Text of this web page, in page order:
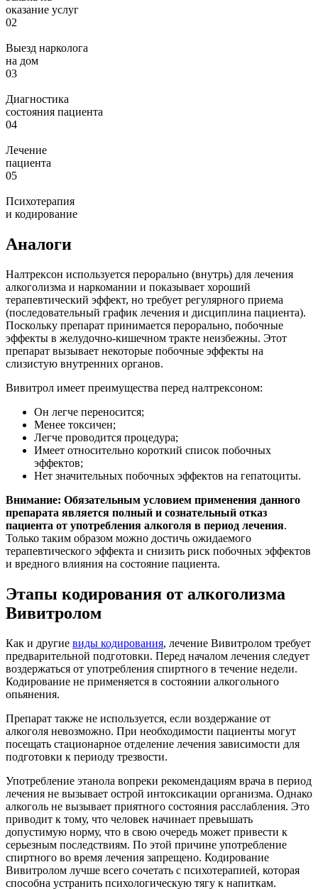
оказание услуг
02
Выезд нарколога
на дом
03
Диагностика
состояния пациента
04
Лечение
пациента
05
Психотерапия
и кодирование
Аналоги
Налтрексон используется перорально (внутрь) для лечения
алкоголизма и наркомании и показывает хороший
терапевтический эффект, но требует регулярного приема
(последовательный график лечения и дисциплина пациента).
Поскольку препарат принимается перорально, побочные
эффекты в желудочно-кишечном тракте неизбежны. Этот
препарат вызывает некоторые побочные эффекты на
слизистую внутренних органов.
Вивитрол имеет преимущества перед налтрексоном:
Он легче переносится;
Менее токсичен;
Легче проводится процедура;
Имеет относительно короткий список побочных
эффектов;
Нет значительных побочных эффектов на гепатоциты.
Внимание: Обязательным условием применения данного
препарата является полный и сознательный отказ
пациента от употребления алкоголя в период лечения.
Только таким образом можно достичь ожидаемого
терапевтического эффекта и снизить риск побочных эффектов
и вредного влияния на состояние пациента.
Этапы кодирования от алкоголизма
Вивитролом
Как и другие виды кодирования, лечение Вивитролом требует
предварительной подготовки. Перед началом лечения следует
воздержаться от употребления спиртного в течение недели.
Кодирование не применяется в состоянии алкогольного
опьянения.
Препарат также не используется, если воздержание от
алкоголя невозможно. При необходимости пациенты могут
посещать стационарное отделение лечения зависимости для
подготовки к периоду трезвости.
Употребление этанола вопреки рекомендациям врача в период
лечения не вызывает острой интоксикации организма. Однако
алкоголь не вызывает приятного состояния расслабления. Это
приводит к тому, что человек начинает превышать
допустимую норму, что в свою очередь может привести к
серьезным последствиям. По этой причине употребление
спиртного во время лечения запрещено. Кодирование
Вивитролом лучше всего сочетать с психотерапией, которая
способна устранить психологическую тягу к напиткам.